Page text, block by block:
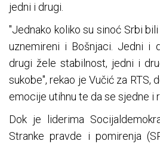
jedni i drugi.
"Jednako koliko su sinoć Srbi
uznemireni i Bošnjaci. Jedni i
drugi žele stabilnost, jedni i
sukobe", rekao je Vučić za RTS,
emocije utihnu te da se sjedne i
Dok je liderima
Stranke pravde i pomirenja